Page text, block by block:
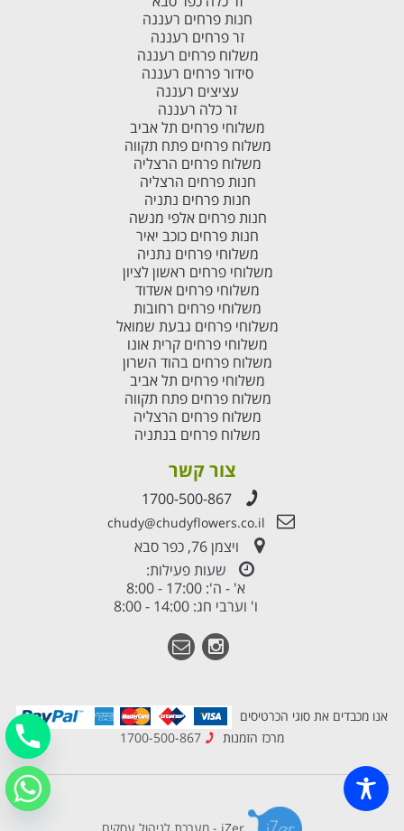
חנות פרחים רעננה
זר פרחים רעננה
משלוח פרחים רעננה
סידור פרחים רעננה
עציצים רעננה
זר כלה רעננה
משלוחי פרחים תל אביב
משלוח פרחים פתח תקווה
משלוח פרחים הרצליה
חנות פרחים הרצליה
חנות פרחים נתניה
חנות פרחים אלפי מנשה
חנות פרחים כוכב יאיר
משלוחי פרחים נתניה
משלוחי פרחים ראשון לציון
משלוחי פרחים אשדוד
משלוחי פרחים רחובות
משלוחי פרחים גבעת שמואל
משלוחי פרחים קרית אונו
משלוח פרחים בהוד השרון
משלוחי פרחים תל אביב
משלוח פרחים פתח תקווה
משלוח פרחים הרצליה
משלוח פרחים בנתניה
צור קשר
1700-500-867
chudy@chudyflowers.co.il
ויצמן 76, כפר סבא
שעות פעילות:
א' - ה': 17:00 - 8:00
ו' וערבי חג: 14:00 - 8:00
אנו מכבדים את סוגי הכרטיסים
מרכז הזמנות